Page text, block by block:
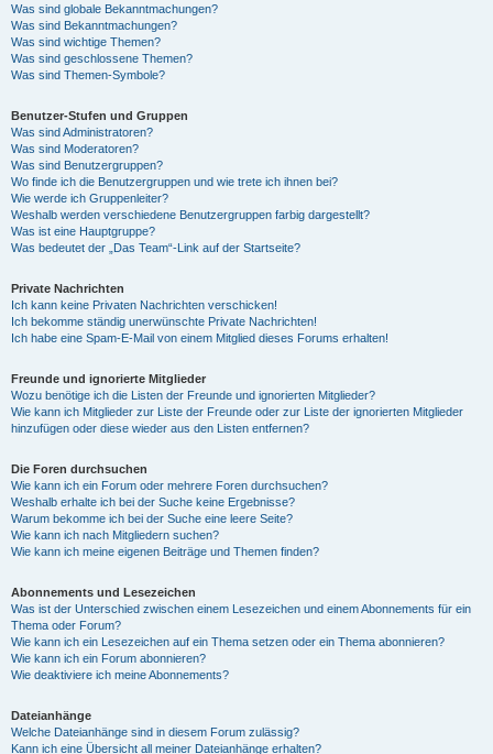
Was sind globale Bekanntmachungen?
Was sind Bekanntmachungen?
Was sind wichtige Themen?
Was sind geschlossene Themen?
Was sind Themen-Symbole?
Benutzer-Stufen und Gruppen
Was sind Administratoren?
Was sind Moderatoren?
Was sind Benutzergruppen?
Wo finde ich die Benutzergruppen und wie trete ich ihnen bei?
Wie werde ich Gruppenleiter?
Weshalb werden verschiedene Benutzergruppen farbig dargestellt?
Was ist eine Hauptgruppe?
Was bedeutet der „Das Team“-Link auf der Startseite?
Private Nachrichten
Ich kann keine Privaten Nachrichten verschicken!
Ich bekomme ständig unerwünschte Private Nachrichten!
Ich habe eine Spam-E-Mail von einem Mitglied dieses Forums erhalten!
Freunde und ignorierte Mitglieder
Wozu benötige ich die Listen der Freunde und ignorierten Mitglieder?
Wie kann ich Mitglieder zur Liste der Freunde oder zur Liste der ignorierten Mitglieder
hinzufügen oder diese wieder aus den Listen entfernen?
Die Foren durchsuchen
Wie kann ich ein Forum oder mehrere Foren durchsuchen?
Weshalb erhalte ich bei der Suche keine Ergebnisse?
Warum bekomme ich bei der Suche eine leere Seite?
Wie kann ich nach Mitgliedern suchen?
Wie kann ich meine eigenen Beiträge und Themen finden?
Abonnements und Lesezeichen
Was ist der Unterschied zwischen einem Lesezeichen und einem Abonnements für ein
Thema oder Forum?
Wie kann ich ein Lesezeichen auf ein Thema setzen oder ein Thema abonnieren?
Wie kann ich ein Forum abonnieren?
Wie deaktiviere ich meine Abonnements?
Dateianhänge
Welche Dateianhänge sind in diesem Forum zulässig?
Kann ich eine Übersicht all meiner Dateianhänge erhalten?